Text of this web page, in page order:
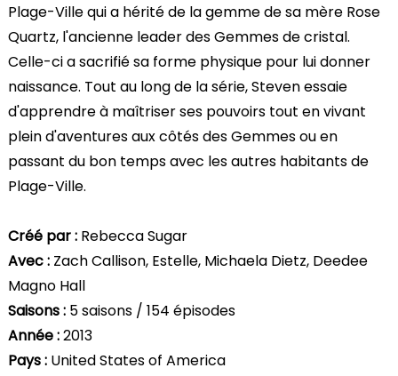
Plage-Ville qui a hérité de la gemme de sa mère Rose
Quartz, l'ancienne leader des Gemmes de cristal.
Celle-ci a sacrifié sa forme physique pour lui donner
naissance. Tout au long de la série, Steven essaie
d'apprendre à maîtriser ses pouvoirs tout en vivant
plein d'aventures aux côtés des Gemmes ou en
passant du bon temps avec les autres habitants de
Plage-Ville.
Créé par : Rebecca Sugar
Avec : Zach Callison, Estelle, Michaela Dietz, Deedee
Magno Hall
Saisons : 5 saisons / 154 épisodes
Année :2013
Pays : United States of America